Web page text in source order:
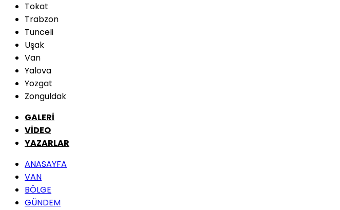
Tokat
Trabzon
Tunceli
Uşak
Van
Yalova
Yozgat
Zonguldak
GALERİ
VİDEO
YAZARLAR
ANASAYFA
VAN
BÖLGE
GÜNDEM